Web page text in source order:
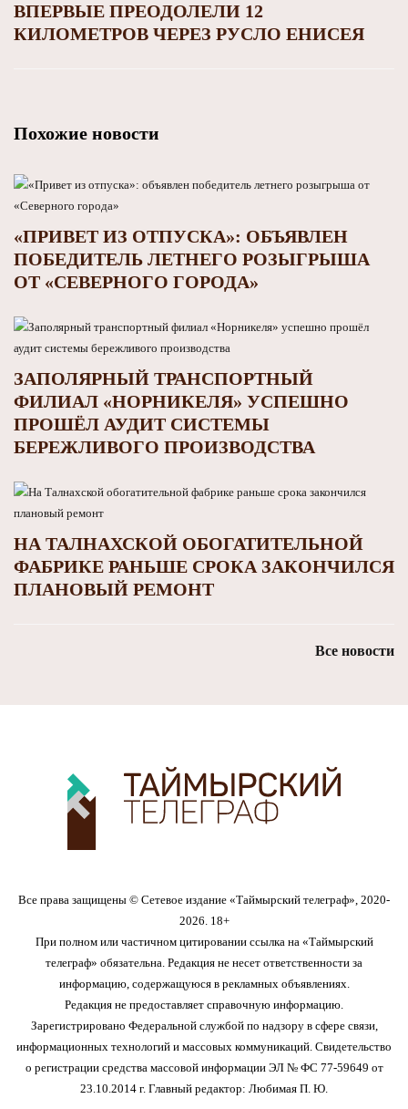
ВПЕРВЫЕ ПРЕОДОЛЕЛИ 12
КИЛОМЕТРОВ ЧЕРЕЗ РУСЛО ЕНИСЕЯ
Похожие новости
«ПРИВЕТ ИЗ ОТПУСКА»: ОБЪЯВЛЕН
ПОБЕДИТЕЛЬ ЛЕТНЕГО РОЗЫГРЫША
ОТ «СЕВЕРНОГО ГОРОДА»
ЗАПОЛЯРНЫЙ ТРАНСПОРТНЫЙ
ФИЛИАЛ «НОРНИКЕЛЯ» УСПЕШНО
ПРОШЁЛ АУДИТ СИСТЕМЫ
БЕРЕЖЛИВОГО ПРОИЗВОДСТВА
НА ТАЛНАХСКОЙ ОБОГАТИТЕЛЬНОЙ
ФАБРИКЕ РАНЬШЕ СРОКА ЗАКОНЧИЛСЯ
ПЛАНОВЫЙ РЕМОНТ
Все новости
Все права защищены © Сетевое издание «Таймырский телеграф», 2020-
2026. 18+
При полном или частичном цитировании ссылка на «Таймырский
телеграф» обязательна. Редакция не несет ответственности за
информацию, содержащуюся в рекламных объявлениях.
Редакция не предоставляет справочную информацию.
Зарегистрировано Федеральной службой по надзору в сфере связи,
информационных технологий и массовых коммуникаций. Свидетельство
о регистрации средства массовой информации ЭЛ № ФС 77-59649 от
23.10.2014 г. Главный редактор: Любимая П. Ю.